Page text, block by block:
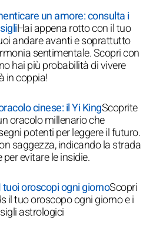
un amore: consulta i
Hai appena rotto con il tuo
andare avanti e soprattutto
sentimentale. Scopri con
hai più probabilità di vivere
in coppia!
cinese: il Yi KingScoprite
oracolo millenario che
potenti per leggere il futuro.
saggezza, indicando la strada
per evitare le insidie.
oroscopi ogni giornoScopri
il tuo oroscopo ogni giorno e i
astrologici